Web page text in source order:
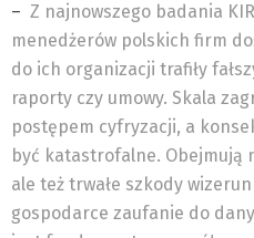
– Z najnowszego badania
menedżerów polskich firm
do ich organizacji trafiły
raporty czy umowy. Skala
postępem cyfryzacji, a
być katastrofalne. Obejmują
ale też trwałe szkody
gospodarce zaufanie do